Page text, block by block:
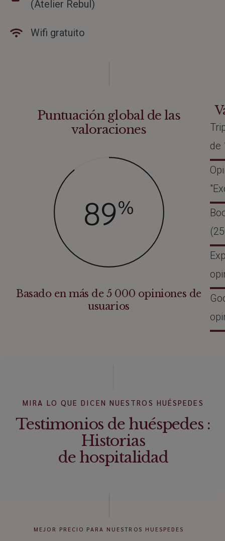
(Atelier Rebul)
Wifi gratuito
de
Puntuación global de las
valoraciones
89%
Basado en más de 5 000 opiniones de
usuarios
MIRA LO QUE DICEN NUESTROS HUÉSPEDES
Testimonios de huéspedes :
Historias
de hospitalidad
MEJOR PRECIO PARA NUESTROS HUESPEDES